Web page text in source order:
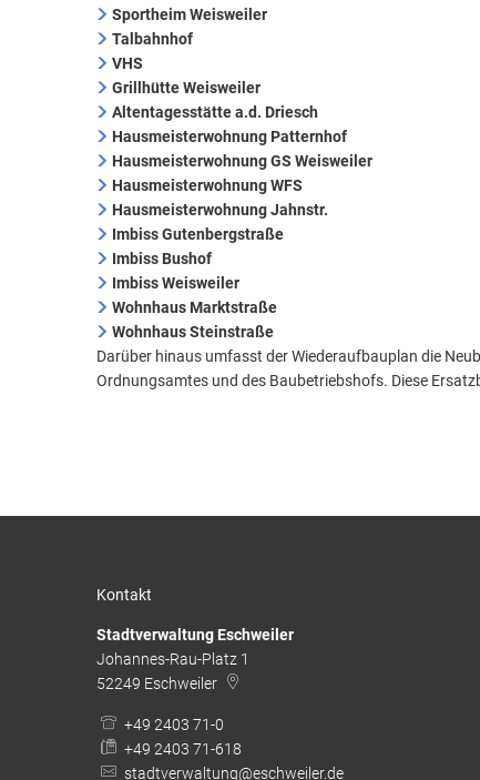
Sportheim Weisweiler
Talbahnhof
VHS
Grillhütte Weisweiler
Altentagesstätte a.d. Driesch
Hausmeisterwohnung Patternhof
Hausmeisterwohnung GS Weisweiler
Hausmeisterwohnung WFS
Hausmeisterwohnung Jahnstr.
Imbiss Gutenbergstraße
Imbiss Bushof
Imbiss Weisweiler
Wohnhaus Marktstraße
Wohnhaus Steinstraße
Darüber hinaus umfasst der Wiederaufbauplan die
Ordnungsamtes und des Baubetriebshofs. Diese
Kontakt
Stadtverwaltung Eschweiler
Johannes-Rau-Platz 1
52249 Eschweiler
+49 2403 71-0
+49 2403 71-618
stadtverwaltung@eschweiler.de